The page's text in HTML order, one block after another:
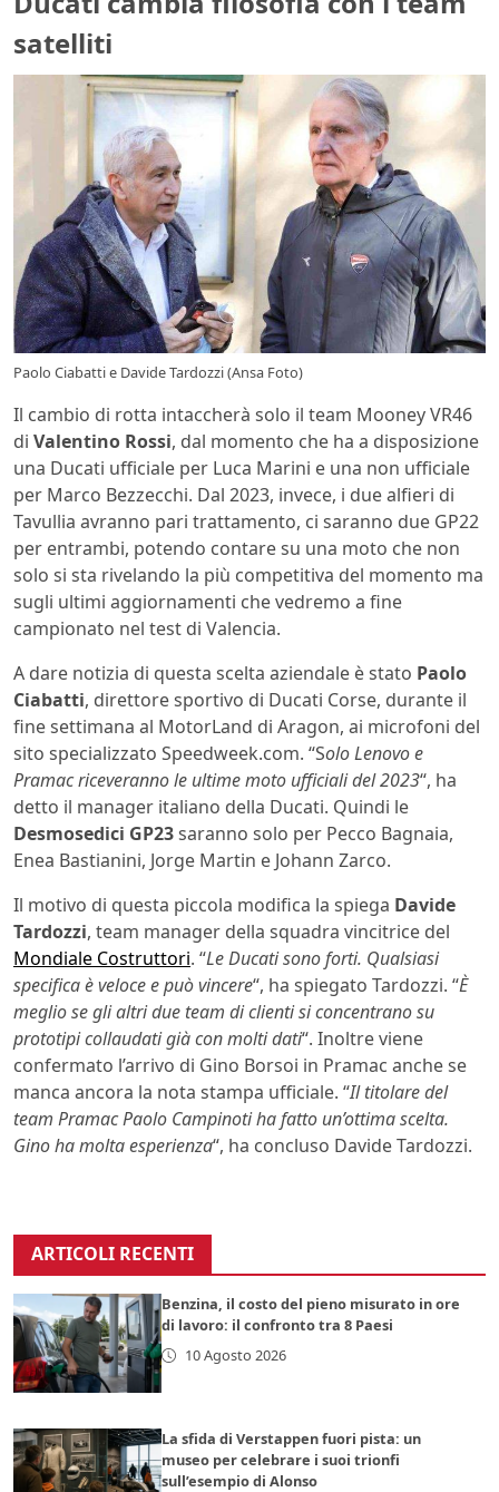
satelliti
Paolo Ciabatti e Davide Tardozzi (Ansa Foto)
Il cambio di rotta intaccherà solo il team Mooney VR46
di Valentino Rossi, dal momento che ha a disposizione
una Ducati ufficiale per Luca Marini e una non ufficiale
per Marco Bezzecchi. Dal 2023, invece, i due alfieri di
Tavullia avranno pari trattamento, ci saranno due GP22
per entrambi, potendo contare su una moto che non
solo si sta rivelando la più competitiva del momento ma
sugli ultimi aggiornamenti che vedremo a fine
campionato nel test di Valencia.
A dare notizia di questa scelta aziendale è stato Paolo
Ciabatti, direttore sportivo di Ducati Corse, durante il
fine settimana al MotorLand di Aragon, ai microfoni del
sito specializzato Speedweek.com. “Solo Lenovo e
Pramac riceveranno le ultime moto ufficiali del 2023“, ha
detto il manager italiano della Ducati. Quindi le
Desmosedici GP23saranno solo per Pecco Bagnaia,
Enea Bastianini, Jorge Martin e Johann Zarco.
Il motivo di questa piccola modifica la spiega Davide
Tardozzi, team manager della squadra vincitrice del
Mondiale Costruttori. “Le Ducati sono forti. Qualsiasi
specifica è veloce e può vincere“, ha spiegato Tardozzi. “È
meglio se gli altri due team di clienti si concentrano su
prototipi collaudati già con molti dati“. Inoltre viene
confermato l’arrivo di Gino Borsoi in Pramac anche se
manca ancora la nota stampa ufficiale. “Il titolare del
team Pramac Paolo Campinoti ha fatto un’ottima scelta.
Gino ha molta esperienza“, ha concluso Davide Tardozzi.
ARTICOLI RECENTI
Benzina, il costo del pieno misurato in ore
di lavoro: il confronto tra 8 Paesi
10 Agosto 2026
La sfida di Verstappen fuori pista: un
museo per celebrare i suoi trionfi
sull’esempio di Alonso